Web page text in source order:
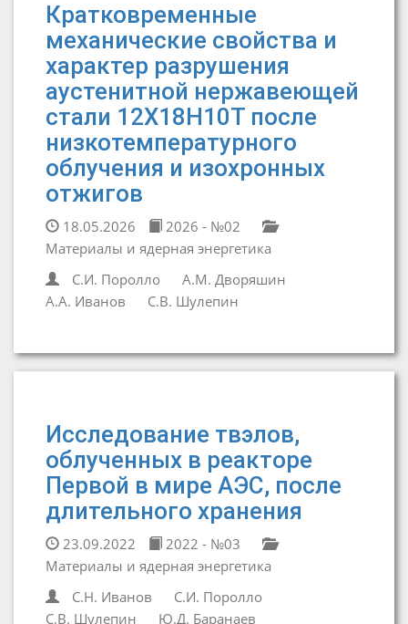
Кратковременные
механические свойства и
характер разрушения
аустенитной нержавеющей
стали 12Х18Н10Т после
низкотемпературного
облучения и изохронных
отжигов
18.05.2026
2026 - №02
Материалы и ядерная энергетика
С.И. Поролло
А.М. Дворяшин
А.А. Иванов
С.В. Шулепин
Исследование твэлов,
облученных в реакторе
Первой в мире АЭС, после
длительного хранения
23.09.2022
2022 - №03
Материалы и ядерная энергетика
С.Н. Иванов
С.И. Поролло
С.В. Шулепин
Ю.Д. Баранаев